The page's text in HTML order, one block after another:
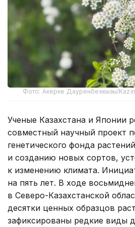
Фото: Акерке Дауренбеккызы/
Ученые Казахстана и Японии
совместный научный проект
генетического фонда
и созданию новых сортов,
к изменению климата.
на пять лет. В ходе
в Северо-Казахстанской
десятки ценных образцов
зафиксированы редкие виды